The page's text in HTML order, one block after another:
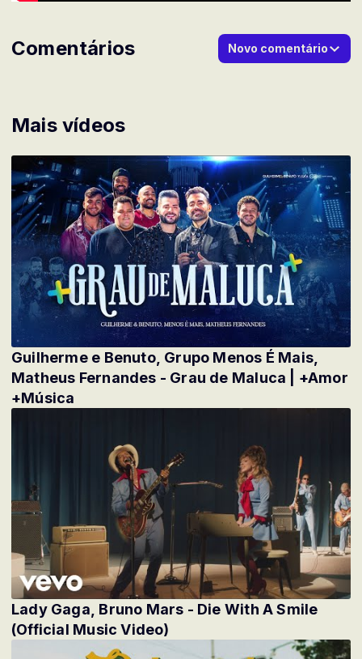
Mais vídeos
Guilherme e Benuto, Grupo Menos É Mais,
Matheus Fernandes - Grau de Maluca | +Amor
+Música
Lady Gaga, Bruno Mars - Die With A Smile
(Official Music Video)
Comentários Novo comentário